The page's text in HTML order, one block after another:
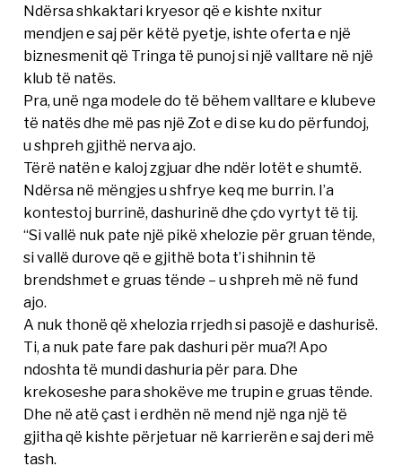
Ndërsa shkaktari kryesor që e kishte nxitur
mendjen e saj për këtë pyetje, ishte oferta e një
biznesmenit që Tringa të punoj si një valltare në një
klub të natës.
Pra, unë nga modele do të bëhem valltare e klubeve
të natës dhe më pas një Zot e di se ku do përfundoj,
u shpreh gjithë nerva ajo.
Tërë natën e kaloj zgjuar dhe ndër lotët e shumtë.
Ndërsa në mëngjes u shfrye keq me burrin. I’a
kontestoj burrinë, dashurinë dhe çdo vyrtyt të tij.
“Si vallë nuk pate një pikë xhelozie për gruan tënde,
si vallë durove që e gjithë bota t’i shihnin të
brendshmet e gruas tënde – u shpreh më në fund
ajo.
A nuk thonë që xhelozia rrjedh si pasojë e dashurisë.
Ti, a nuk pate fare pak dashuri për mua?! Apo
ndoshta të mundi dashuria për para. Dhe
krekoseshe para shokëve me trupin e gruas tënde.
Dhe në atë çast i erdhën në mend një nga një të
gjitha që kishte përjetuar në karrierën e saj deri më
tash.